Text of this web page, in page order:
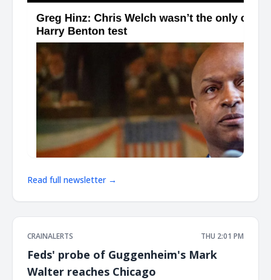
Read full newsletter →
CRAINALERTS THU 2:01 PM
Feds' probe of Guggenheim's Mark
Walter reaches Chicago